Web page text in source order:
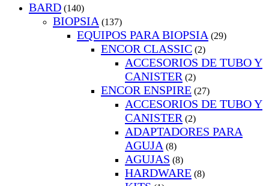
BARD (140)
BIOPSIA (137)
EQUIPOS PARA BIOPSIA (29)
ENCOR CLASSIC (2)
ACCESORIOS DE TUBO Y
CANISTER (2)
ENCOR ENSPIRE (27)
ACCESORIOS DE TUBO Y
CANISTER (2)
ADAPTADORES PARA
AGUJA (8)
AGUJAS (8)
HARDWARE (8)